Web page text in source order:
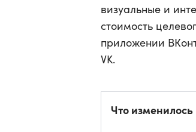
визуальные и
стоимость
приложении
VK.
Что изменилось